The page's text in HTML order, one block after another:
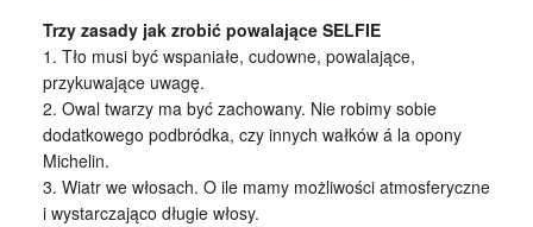
Trzy zasady jak zrobić powalające SELFIE
1. Tło musi być wspaniałe, cudowne, powalające,
przykuwające uwagę.
2. Owal twarzy ma być zachowany. Nie robimy sobie
dodatkowego podbródka, czy innych wałków á la opony
Michelin.
3. Wiatr we włosach. O ile mamy możliwości atmosferyczne
i wystarczająco długie włosy.